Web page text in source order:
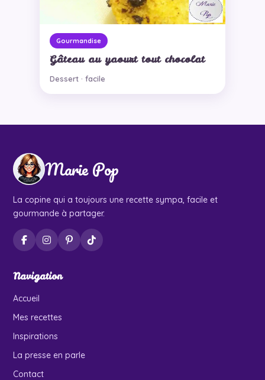
Gourmandise
Gâteau au yaourt tout chocolat
Dessert · facile
Marie Pop
La copine qui a toujours une recette sympa, facile et
gourmande à partager.
Navigation
Accueil
Mes recettes
Inspirations
La presse en parle
Contact